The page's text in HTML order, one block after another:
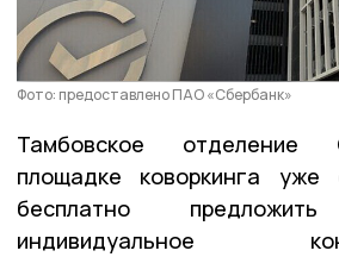
Фото: предоставлено ПАО «Сбербанк»
Тамбовское отделение
площадке коворкинга уже
бесплатно
индивидуальное